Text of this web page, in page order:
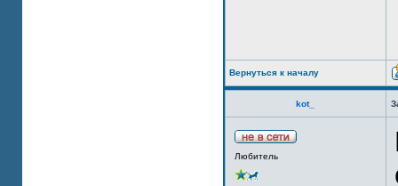
Вернуться к началу
kot_
Любитель